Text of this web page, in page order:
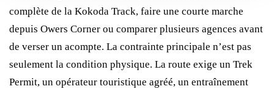
complète de la Kokoda Track, faire une courte marche
depuis Owers Corner ou comparer plusieurs agences avant
de verser un acompte. La contrainte principale n’est pas
seulement la condition physique. La route exige un Trek
Permit, un opérateur touristique agréé, un entraînement